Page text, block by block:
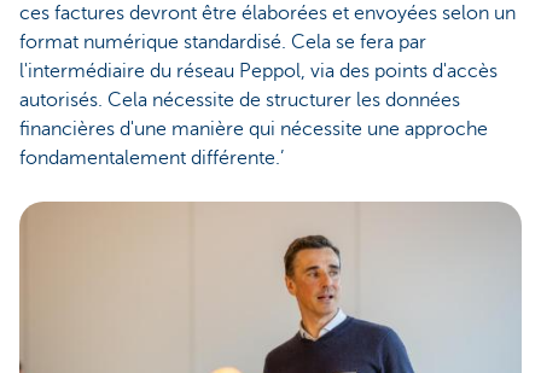
ces factures devront être élaborées et envoyées selon un
format numérique standardisé. Cela se fera par
l'intermédiaire du réseau Peppol, via des points d'accès
autorisés. Cela nécessite de structurer les données
financières d'une manière qui nécessite une approche
fondamentalement différente.’